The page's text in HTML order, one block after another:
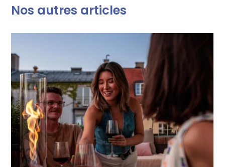
Nos autres articles